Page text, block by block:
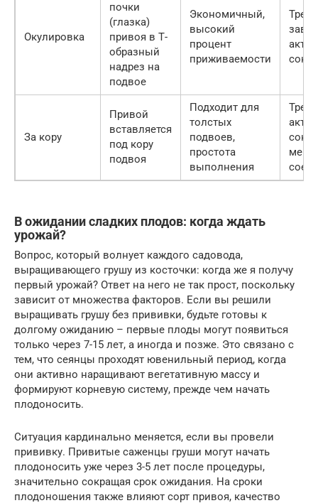
Окулировка
почки
(глазка)
привоя в Т-
образный
надрез на
подвое
Экономичный,
высокий
процент
приживаемости
За кору
Привой
вставляется
под кору
подвоя
Подходит для
толстых
подвоев,
простота
выполнения
В ожидании сладких плодов: когда ждать
урожай?
Вопрос, который волнует каждого садовода,
выращивающего грушу из косточки: когда же я получу
первый урожай? Ответ на него не так прост, поскольку
зависит от множества факторов. Если вы решили
выращивать грушу без прививки, будьте готовы к
долгому ожиданию – первые плоды могут появиться
только через 7-15 лет, а иногда и позже. Это связано с
тем, что сеянцы проходят ювенильный период, когда
они активно наращивают вегетативную массу и
формируют корневую систему, прежде чем начать
плодоносить.
Ситуация кардинально меняется, если вы провели
прививку. Привитые саженцы груши могут начать
плодоносить уже через 3-5 лет после процедуры,
значительно сокращая срок ожидания. На сроки
плодоношения также влияют сорт привоя, качество